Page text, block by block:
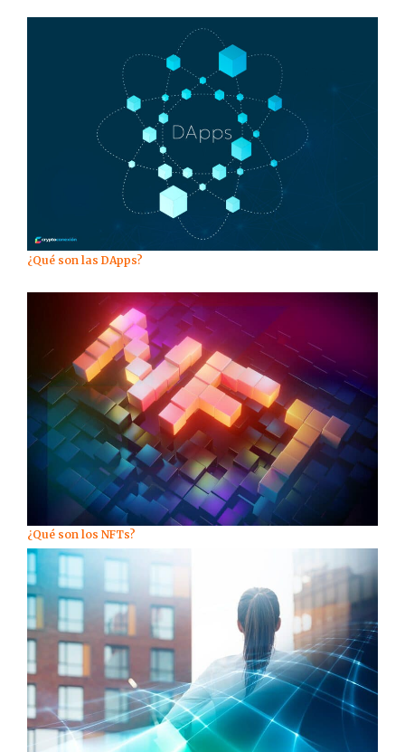
¿Qué son las DApps?
¿Qué son los NFTs?